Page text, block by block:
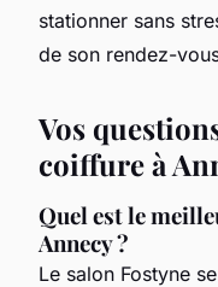
stationner sans
de son rendez-
Vos
coiffure à
Quel est le
Annecy ?
Le salon Fostyne